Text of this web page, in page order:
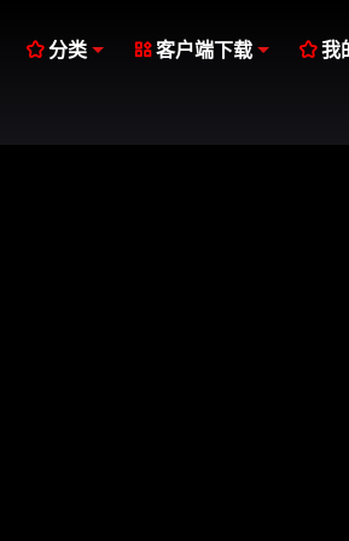
分类 客户端下载 我